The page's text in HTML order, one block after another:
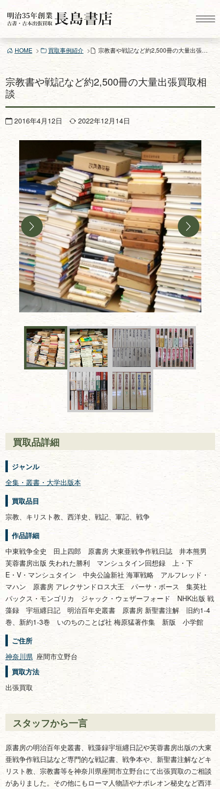
ン
ツ
ス
キ
ッ
HOME 買取事例紹介 宗教書や戦記など約2,500冊の大量出張買取相談
宗教書や戦記など約2,500冊の大量出張買取相
談
2016年4月12日 2022年12月14日
買取品詳細
ジャンル
全集・叢書・大学出版本
買取品目
宗教、キリスト教、西洋史、戦記、軍記、戦争
作品詳細
中東戦争全史 田上四郎 原書房 大東亜戦争作戦日誌 井本熊男
芙蓉書房出版 失われた勝利 マンシュタイン回想録 上・下
E・V・マンシュタイン 中央公論新社 海軍戦略 アルフレッド・
マハン 原書房 アレクサンドロス大王 パーサ・ボース 集英社
パックス・モンゴリカ ジャック・ウェザーフォード NHK出版 戦
藻録 宇垣纒日記 明治百年史叢書 原書房 新聖書注解 旧約1-4
巻、新約1-3巻 いのちのことば社 梅原猛著作集 新版 小学館
ご住所
神奈川県 座間市立野台
買取方法
出張買取
スタッフから一言
原書房の明治百年史叢書、戦藻録宇垣纒日記や芙蓉書房出版の大東
亜戦争作戦日誌など専門的な戦記書、戦争本や、新聖書注解などキ
リスト教、宗教書等を神奈川県座間市立野台にて出張買取のご相談
がありました。その他にもローマ人物語やナポレオン秘史など西洋